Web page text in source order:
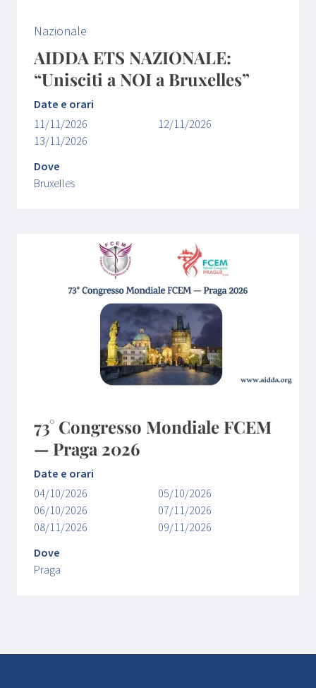
Nazionale
AIDDA ETS NAZIONALE:
“Unisciti a NOI a Bruxelles”
Date e orari
11/11/2026
12/11/2026
13/11/2026
Dove
Bruxelles
73° Congresso Mondiale FCEM
— Praga 2026
Date e orari
04/10/2026
05/10/2026
06/10/2026
07/11/2026
08/11/2026
09/11/2026
Dove
Praga